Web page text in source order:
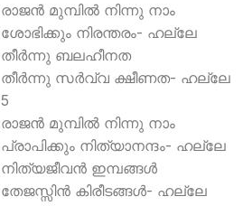
രാജന്‍ മുമ്പില്‍ നിന്നു നാം
ശോഭിക്കും നിരന്തരം- ഹല്ലേ
തീര്‍ന്നു ബലഹീനത
തീര്‍ന്നു സര്‍വ്വ ക്ഷീണത- ഹല്ലേ
5
രാജന്‍ മുമ്പില്‍ നിന്നു നാം
പ്രാപിക്കും നിത്യാനന്ദം- ഹല്ലേ
നിത്യജീവന്‍ ഇമ്പങ്ങള്‍
തേജസ്സിന്‍ കിരീടങ്ങള്‍- ഹല്ലേ